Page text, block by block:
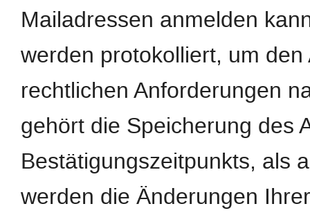
Mailadressen anmelden
werden protokolliert, um
rechtlichen Anforderungen
gehört die Speicherung des
Bestätigungszeitpunkts, als
werden die Änderungen